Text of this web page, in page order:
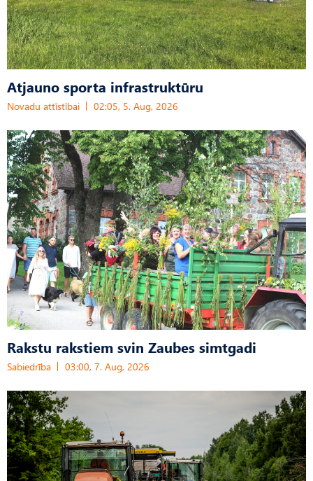
Atjauno sporta infrastruktūru
Novadu attīstībai 02:05, 5. Aug, 2026
Rakstu rakstiem svin Zaubes simtgadi
Sabiedrība 03:00, 7. Aug, 2026